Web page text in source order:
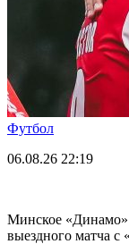
Футбол
06.08.26 22:19
Минское «Динамо»
выездного матча с